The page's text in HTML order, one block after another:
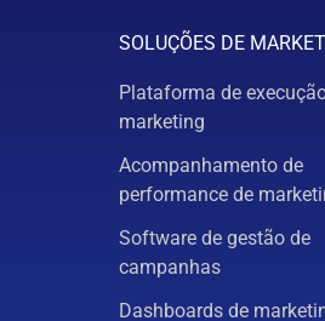
SOLUÇÕES DE
Plataforma de
marketing
Acompanhamento de
performance de
Software de gestão de
campanhas
Dashboards de